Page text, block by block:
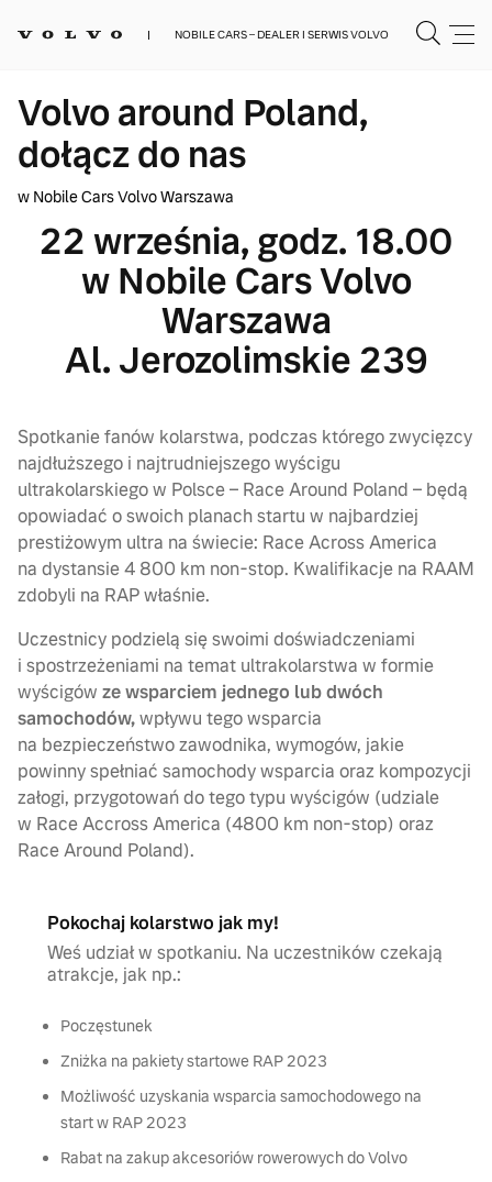
NOBILE CARS – DEALER I SERWIS VOLVO
Volvo around Poland,
dołącz do nas
w Nobile Cars Volvo Warszawa
22 września, godz. 18.00
w Nobile Cars Volvo
Warszawa
Al. Jerozolimskie 239
Spotkanie fanów kolarstwa, podczas którego zwycięzcy
najdłuższego i najtrudniejszego wyścigu
ultrakolarskiego w Polsce – Race Around Poland – będą
opowiadać o swoich planach startu w najbardziej
prestiżowym ultra na świecie: Race Across America
na dystansie 4 800 km non-stop. Kwalifikacje na RAAM
zdobyli na RAP właśnie.
Uczestnicy podzielą się swoimi doświadczeniami
i spostrzeżeniami na temat ultrakolarstwa w formie
wyścigów ze wsparciem jednego lub dwóch
samochodów,wpływu tego wsparcia
na bezpieczeństwo zawodnika, wymogów, jakie
powinny spełniać samochody wsparcia oraz kompozycji
załogi, przygotowań do tego typu wyścigów (udziale
w Race Accross America (4800 km non-stop) oraz
Race Around Poland).
Pokochaj kolarstwo jak my!
Weś udział w spotkaniu. Na uczestników czekają
atrakcje, jak np.:
Poczęstunek
Zniżka na pakiety startowe RAP 2023
Możliwość uzyskania wsparcia samochodowego na
start w RAP 2023
Rabat na zakup akcesoriów rowerowych do Volvo